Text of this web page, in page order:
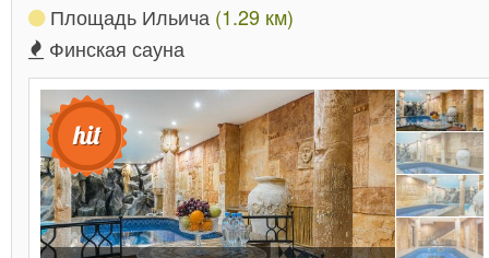
Площадь Ильича (1.29 км)
Финская сауна